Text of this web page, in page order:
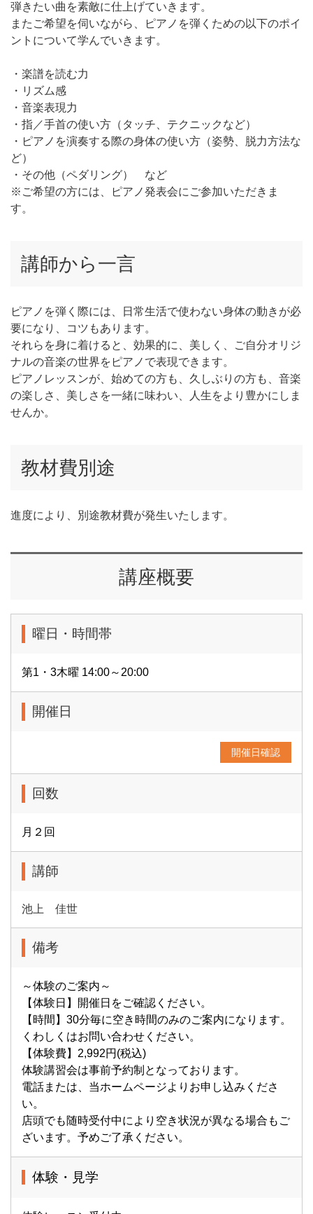
弾きたい曲を素敵に仕上げていきます。
またご希望を伺いながら、ピアノを弾くための以下のポイ
ントについて学んでいきます。
・楽譜を読む力
・リズム感
・音楽表現力
・指／手首の使い方（タッチ、テクニックなど）
・ピアノを演奏する際の身体の使い方（姿勢、脱力方法な
ど）
・その他（ペダリング） など
※ご希望の方には、ピアノ発表会にご参加いただきま
す。
講師から一言
ピアノを弾く際には、日常生活で使わない身体の動きが必
要になり、コツもあります。
それらを身に着けると、効果的に、美しく、ご自分オリジ
ナルの音楽の世界をピアノで表現できます。
ピアノレッスンが、始めての方も、久しぶりの方も、音楽
の楽しさ、美しさを一緒に味わい、人生をより豊かにしま
せんか。
教材費別途
進度により、別途教材費が発生いたします。
講座概要
曜日・時間帯
第1・3木曜 14:00～20:00
開催日
開催日確認
回数
月２回
講師
池上 佳世
備考
～体験のご案内～
【体験日】開催日をご確認ください。
【時間】30分毎に空き時間のみのご案内になります。
くわしくはお問い合わせください。
【体験費】2,992円(税込)
体験講習会は事前予約制となっております。
電話または、当ホームページよりお申し込みくださ
い。
店頭でも随時受付中により空き状況が異なる場合もご
ざいます。予めご了承ください。
体験・見学